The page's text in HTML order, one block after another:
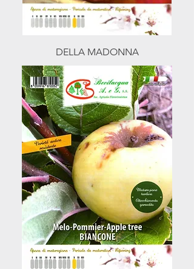
DELLA MADONNA